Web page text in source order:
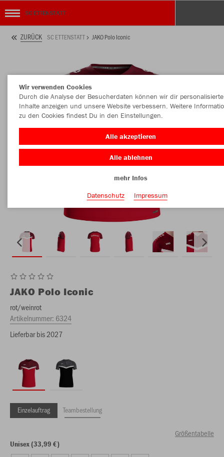
SC ETTENSTATT
ZURÜCK SC ETTENSTATT JAKO Polo Iconic
JAKO Polo Iconic
rot/weinrot
Artikelnummer: 6324
Lieferbar bis 2027
Einzelauftrag Teambestellung
Größentabelle
Unisex (33,99 €)
Wir verwenden Cookies
Durch die Analyse der Besucherdaten können wir dir personalisierte
Inhalte anzeigen und unsere Website verbessern. Weitere
zu den Cookies findest Du in den Einstellungen.
Alle akzeptieren
Alle ablehnen
mehr Infos
Datenschutz
Impressum